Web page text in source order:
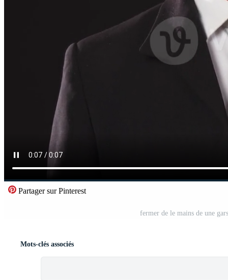
Partager sur Pinterest
fermer de le mains de une
Mots-clés associés